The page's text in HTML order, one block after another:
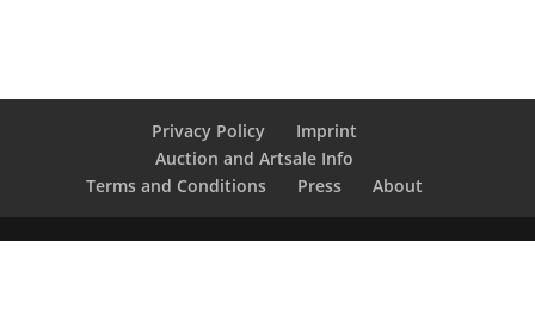
Privacy Policy
Imprint
Auction and Artsale Info
Terms and Conditions
Press About